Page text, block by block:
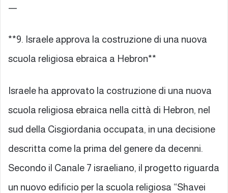
—
**9. Israele approva la costruzione di una nuova
scuola religiosa ebraica a Hebron**
Israele ha approvato la costruzione di una nuova
scuola religiosa ebraica nella città di Hebron, nel
sud della Cisgiordania occupata, in una decisione
descritta come la prima del genere da decenni.
Secondo il Canale 7 israeliano, il progetto riguarda
un nuovo edificio per la scuola religiosa “Shavei